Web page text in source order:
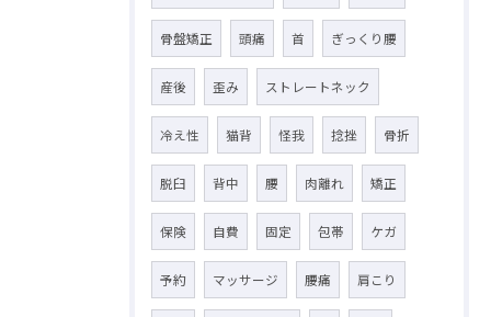
骨盤矯正 頭痛 首 ぎっくり腰
産後 歪み ストレートネック
冷え性 猫背 怪我 捻挫 骨折
脱臼 背中 腰 肉離れ 矯正
保険 自費 固定 包帯 ケガ
予約 マッサージ 腰痛 肩こり